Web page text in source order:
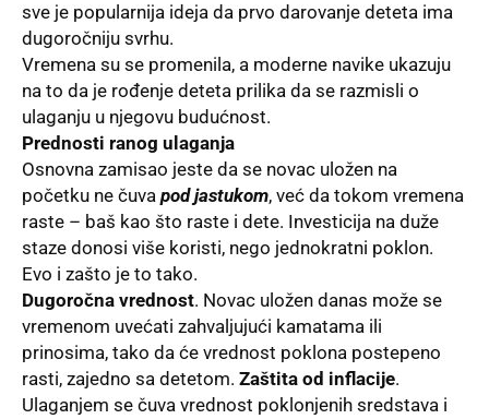
sve je popularnija ideja da prvo darovanje deteta ima
dugoročniju svrhu.
Vremena su se promenila, a moderne navike ukazuju
na to da je rođenje deteta prilika da se razmisli o
ulaganju u njegovu budućnost.
Prednosti ranog ulaganja
Osnovna zamisao jeste da se novac uložen na
početku ne čuva pod jastukom, već da tokom vremena
raste – baš kao što raste i dete. Investicija na duže
staze donosi više koristi, nego jednokratni poklon.
Evo i zašto je to tako.
Dugoročna vrednost. Novac uložen danas može se
vremenom uvećati zahvaljujući kamatama ili
prinosima, tako da će vrednost poklona postepeno
rasti, zajedno sa detetom. Zaštita od inflacije.
Ulaganjem se čuva vrednost poklonjenih sredstava i